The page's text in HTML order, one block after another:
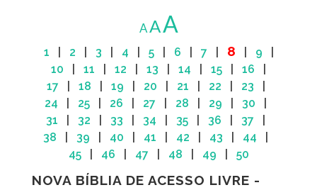
AAA
1 2 3 4 5| 6 7 8 9
10
11 12 13 14 15 16
17
18 19 20 21 22 23
24
25 26 27 28 29 30
31
32 33 34 35 36 37
38
39 40 41 42 43 44
45| 46 47 48 49 50
NOVA BÍBLIA DE ACESSO LIVRE -